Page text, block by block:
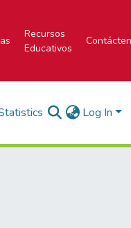
Recursos
Educativos
Log In